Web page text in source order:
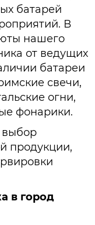
батарей
В
нашего
от ведущих
батареи
свечи,
огни,
фонарики.
выбор
продукции,
в город